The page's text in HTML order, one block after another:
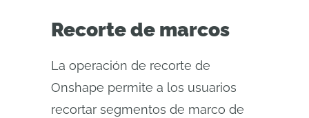
Recorte de marcos
La operación de recorte de
Onshape permite a los usuarios
recortar segmentos de marco de